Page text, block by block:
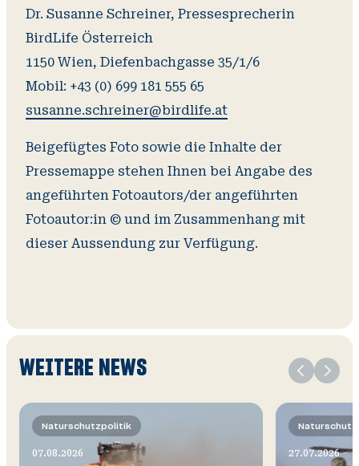
Dr. Susanne Schreiner, Pressesprecherin
BirdLife Österreich
1150 Wien, Diefenbachgasse 35/1/6
susanne.schreiner@birdlife.at
Beigefügtes Foto sowie die Inhalte der
Pressemappe stehen Ihnen bei Angabe des
angeführten Fotoautors/der angeführten
Fotoautor:in © und im Zusammenhang mit
dieser Aussendung zur Verfügung.
WEITERE NEWS
Naturschutzpolitik
07.08.2026 27.07.2026
Slide
1